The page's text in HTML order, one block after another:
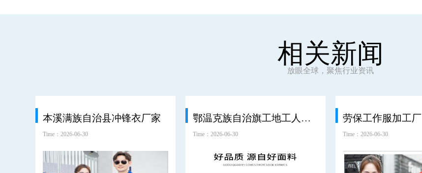
相关新闻
放眼全球，聚焦行业资讯
本溪满族自治县冲锋衣厂家
Time：2026-06-30
鄂温克族自治旗工地工人劳保服工装
Time：2026-06-30
劳保工作服加工厂
Time：2026-06-30